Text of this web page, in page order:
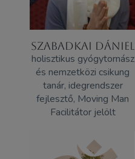
SZABADKAI DÁNIEL
holisztikus gyógytornász
és nemzetközi csikung
tanár, idegrendszer
fejlesztő, Moving Man
Facilitátor jelölt